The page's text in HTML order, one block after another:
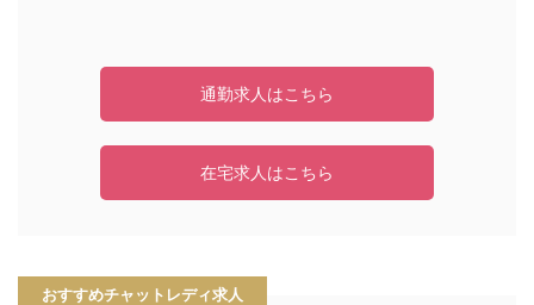
通勤求人はこちら
在宅求人はこちら
おすすめチャットレディ求人